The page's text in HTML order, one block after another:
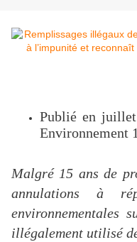
Publié en
Environnement
Malgré 15 ans de
annulations à
environnementales
illégalement utilisé